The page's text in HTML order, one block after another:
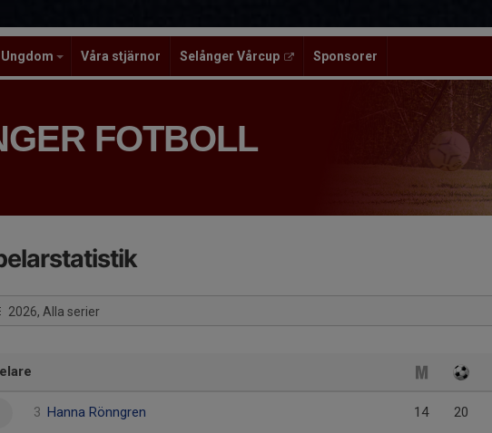
Ungdom Våra stjärnor Selånger Vårcup Sponsorer
FOTBOLL
2026, Alla serier
3 Hanna Rönngren 14 20